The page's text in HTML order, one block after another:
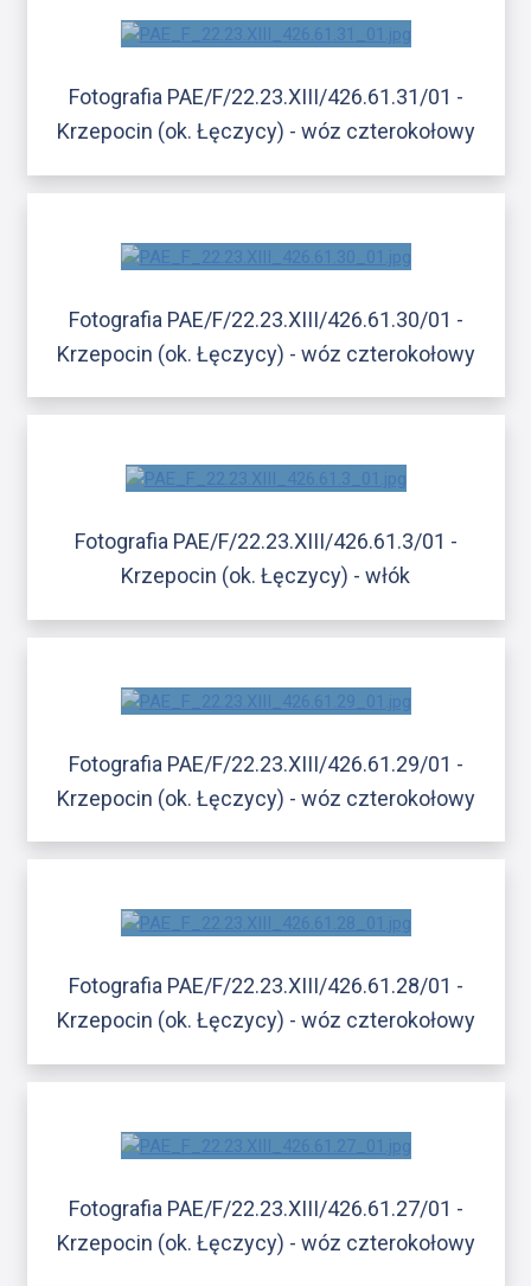
Fotografia PAE/F/22.23.XIII/426.61.31/01 -
Krzepocin (ok. Łęczycy) - wóz czterokołowy
Fotografia PAE/F/22.23.XIII/426.61.30/01 -
Krzepocin (ok. Łęczycy) - wóz czterokołowy
Fotografia PAE/F/22.23.XIII/426.61.3/01 -
Krzepocin (ok. Łęczycy) - włók
Fotografia PAE/F/22.23.XIII/426.61.29/01 -
Krzepocin (ok. Łęczycy) - wóz czterokołowy
Fotografia PAE/F/22.23.XIII/426.61.28/01 -
Krzepocin (ok. Łęczycy) - wóz czterokołowy
Fotografia PAE/F/22.23.XIII/426.61.27/01 -
Krzepocin (ok. Łęczycy) - wóz czterokołowy